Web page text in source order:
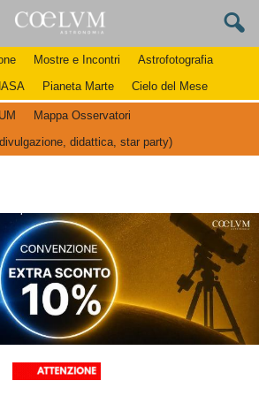
Mostre e Incontri
Astrofotografia
Pianeta Marte Cielo del Mese
Mappa Osservatori
didattica, star party)